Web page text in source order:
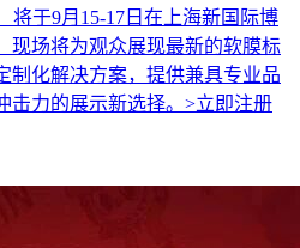
将于9月15-17日在上海新国际博
现场将为观众展现最新的软膜标
制化解决方案，提供兼具专业品
击力的展示新选择。>立即注册